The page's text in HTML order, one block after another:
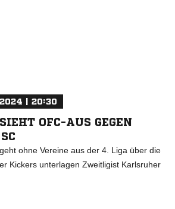
| 20:30
OFC-AUS GEGEN
ohne Vereine aus der 4. Liga über die
Kickers unterlagen Zweitligist Karlsruher